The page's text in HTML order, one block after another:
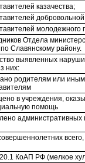
казачества;
молодежного
Отдела
по Славянскому району.
выявленных
них:
родителям или
в учреждения,
помощь
административных
всего,
КоАП РФ (мелкое